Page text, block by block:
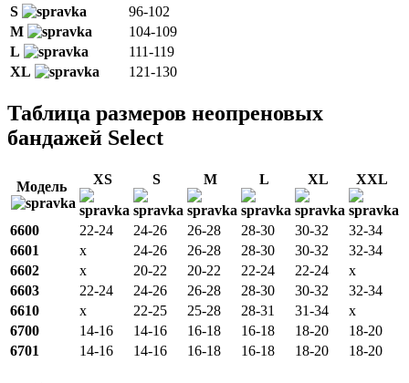
S
96-102
M
104-109
L
111-119
XL
121-130
Таблица размеров неопреновых
бандажей Select
Модель XS S M L XL XXL
6600 22-24 24-26 26-28 28-30 30-32
32-34
6601
x 24-26 26-28 28-30 30-32
32-34
6602
x 20-22 20-22 22-24 22-24
x
6603
22-24 24-26 26-28 28-30 30-32
32-34
6610
x 22-25 25-28 28-31 31-34
x
6700
14-16 14-16 16-18 16-18 18-20
18-20
6701
14-16 14-16 16-18 16-18 18-20 18-20